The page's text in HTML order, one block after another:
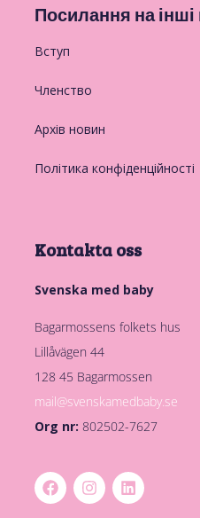
Посилання на
Вступ
Членство
Архів новин
Політика конфіденційності
Kontakta oss
Svenska med baby
Bagarmossens folkets hus
Lillåvägen 44
128 45 Bagarmossen
mail@svenskamedbaby.se
Org nr: 802502-7627